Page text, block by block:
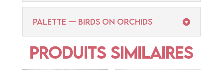
PALETTE — BIRDS ON ORCHIDS
Produits similaires